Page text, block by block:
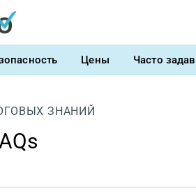
Цены Часто
ЗНАНИЙ